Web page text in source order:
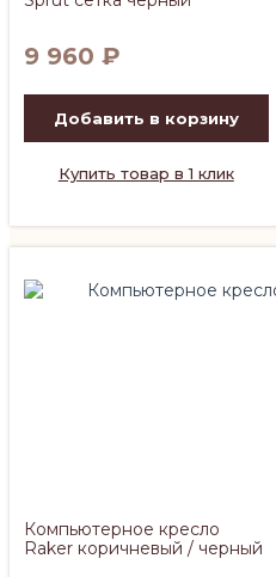
9 960 ₽
Добавить в корзину
Купить товар в 1 клик
Компьютерное кресло
Raker коричневый / черный